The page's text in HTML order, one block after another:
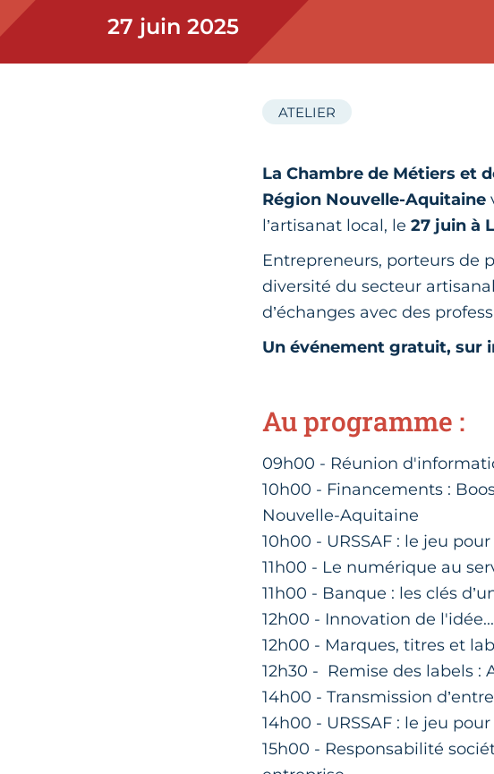
27 juin 2025
ATELIER
La Chambre de Métiers et
Région Nouvelle-Aquitaine
l’artisanat local, le27 juin à
Entrepreneurs, porteurs de
diversité du secteur
d’échanges avec des
Un événement gratuit, sur
Au programme :
09h00 - Réunion
10h00 - Financements :
Nouvelle-Aquitaine
10h00 - URSSAF : le jeu
11h00 - Le numérique au
11h00 - Banque : les clés
12h00 - Innovation de
12h00 - Marques, titres et
12h30 - Remise des labels :
14h00 - Transmission
14h00 - URSSAF : le jeu
15h00 - Responsabilité